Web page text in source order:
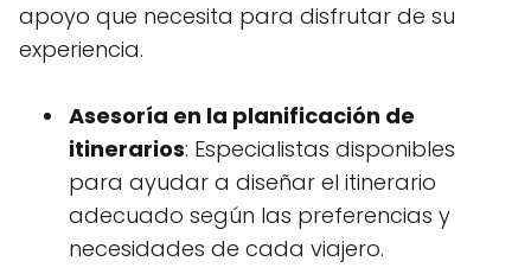
apoyo que necesita para disfrutar de su
experiencia.
Asesoría en la planificación de
itinerarios: Especialistas disponibles
para ayudar a diseñar el itinerario
adecuado según las preferencias y
necesidades de cada viajero.